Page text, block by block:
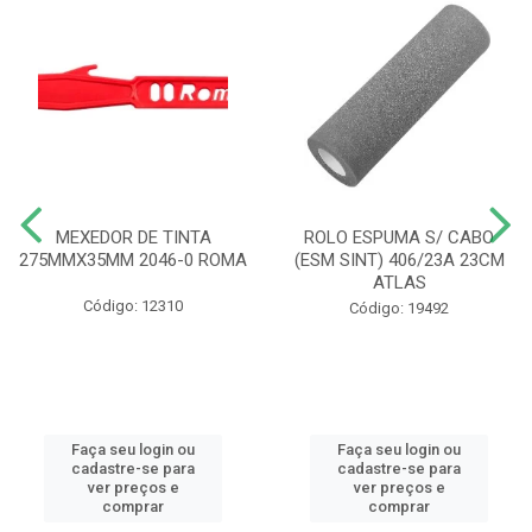
MEXEDOR DE TINTA
275MMX35MM 2046-0 ROMA
Código: 12310
Faça seu login ou
cadastre-se para
ver preços e
comprar
ROLO ESPUMA S/ CABO
(ESM SINT) 406/23A 23CM
ATLAS
Código: 19492
Faça seu login ou
cadastre-se para
ver preços e
comprar